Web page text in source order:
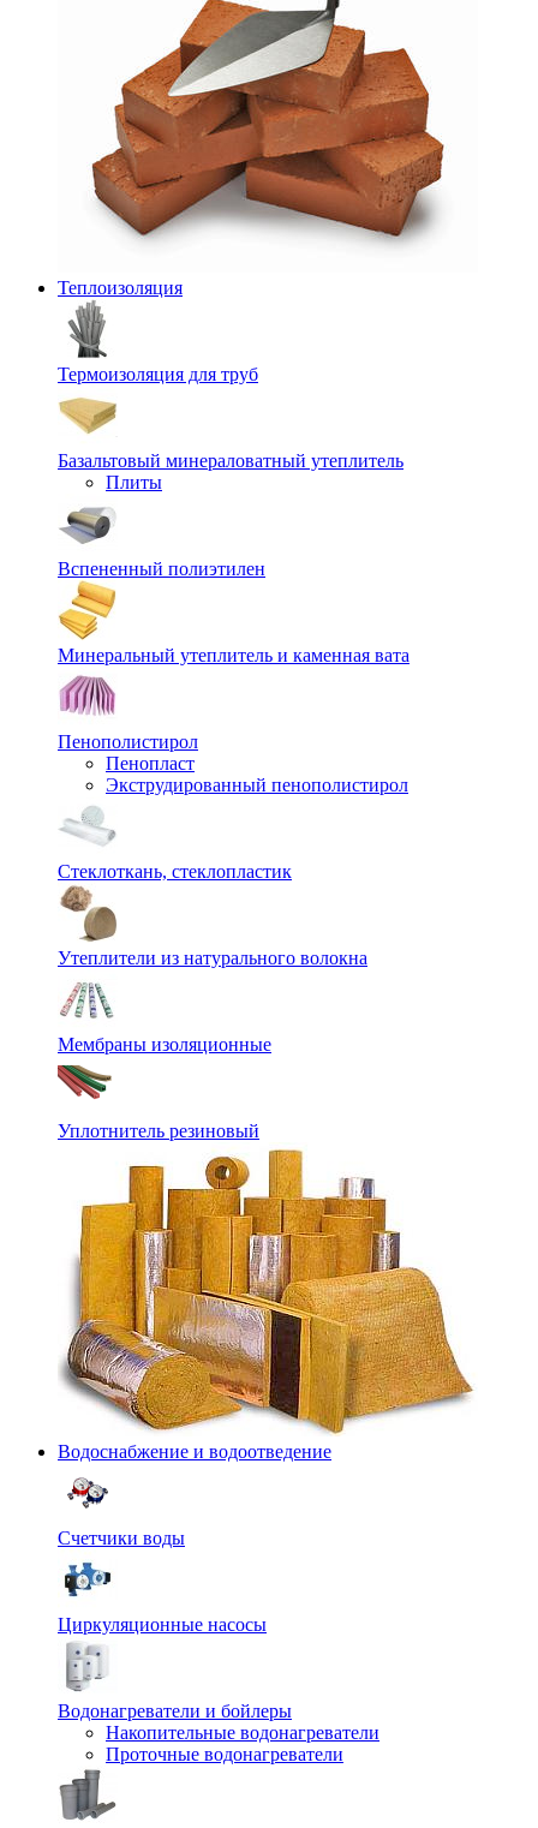
Теплоизоляция
Термоизоляция для труб
Базальтовый минераловатный утеплитель
Плиты
Вспененный полиэтилен
Минеральный утеплитель и каменная вата
Пенополистирол
Пенопласт
Экструдированный пенополистирол
Стеклоткань, стеклопластик
Утеплители из натурального волокна
Мембраны изоляционные
Уплотнитель резиновый
Водоснабжение и водоотведение
Счетчики воды
Циркуляционные насосы
Водонагреватели и бойлеры
Накопительные водонагреватели
Проточные водонагреватели